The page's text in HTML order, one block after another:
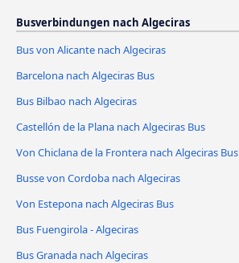
Busverbindungen nach Algeciras
Bus von Alicante nach Algeciras
Barcelona nach Algeciras Bus
Bus Bilbao nach Algeciras
Castellón de la Plana nach Algeciras Bus
Von Chiclana de la Frontera nach Algeciras Bus
Busse von Cordoba nach Algeciras
Von Estepona nach Algeciras Bus
Bus Fuengirola - Algeciras
Bus Granada nach Algeciras